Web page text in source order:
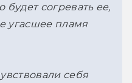
будет согревать ее,
угасшее пламя
себя